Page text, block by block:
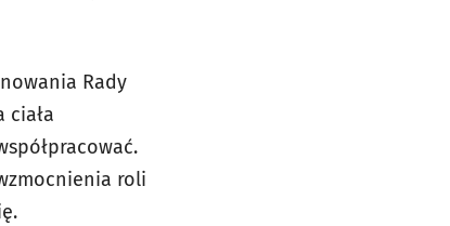
Rady
ciała
roli